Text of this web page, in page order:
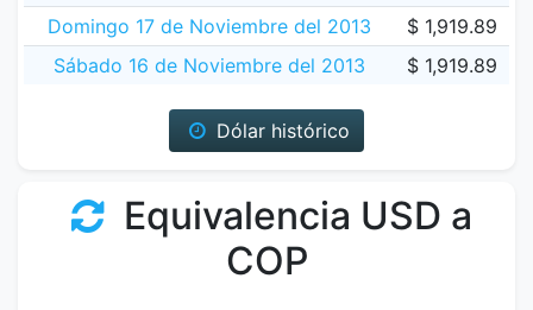
Domingo 17 de Noviembre del 2013
$ 1,919.89
Sábado 16 de Noviembre del 2013
$ 1,919.89
Dólar histórico
Equivalencia USD a
COP